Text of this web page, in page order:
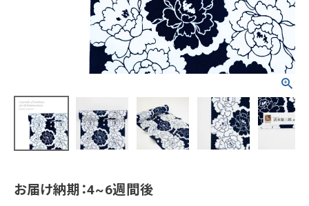
ソシアル フォーマル
アーカイブ商品 セール商品
素材から探す
正絹 木綿・麻 ポリエステル その他
価格から探す
襦袢
お届け納期：4~6週間後